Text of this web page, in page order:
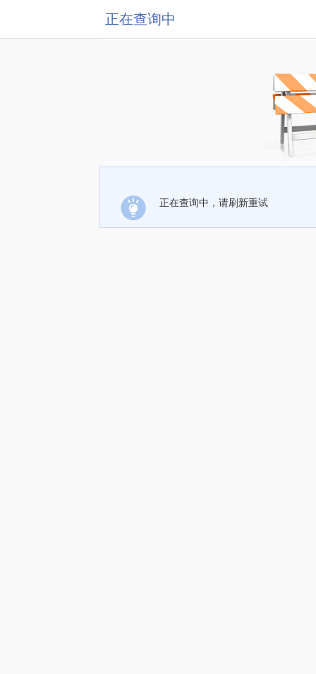
正在查询中
正在查询中，请刷新重试